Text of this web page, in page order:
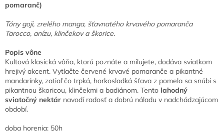
pomaranč)
Tóny goji, zrelého manga, šťavnatého krvavého pomaranča
Tarocco, anízu, klinčekov a škorice.
Popis vône
Kultová klasická vôňa, ktorú poznáte a milujete, dodáva sviatkom
hrejivý akcent. Vytlačte červené krvavé pomaranče a pikantné
mandarínky, zatiaľ čo trpká, horkosladká šťava z pomela sa snúbi s
pikantnou škoricou, klinčekmi a badiánom. Tento lahodný
sviatočný nektár navodí radosť a dobrú náladu v nadchádzajúcom
období.
doba horenia: 50h